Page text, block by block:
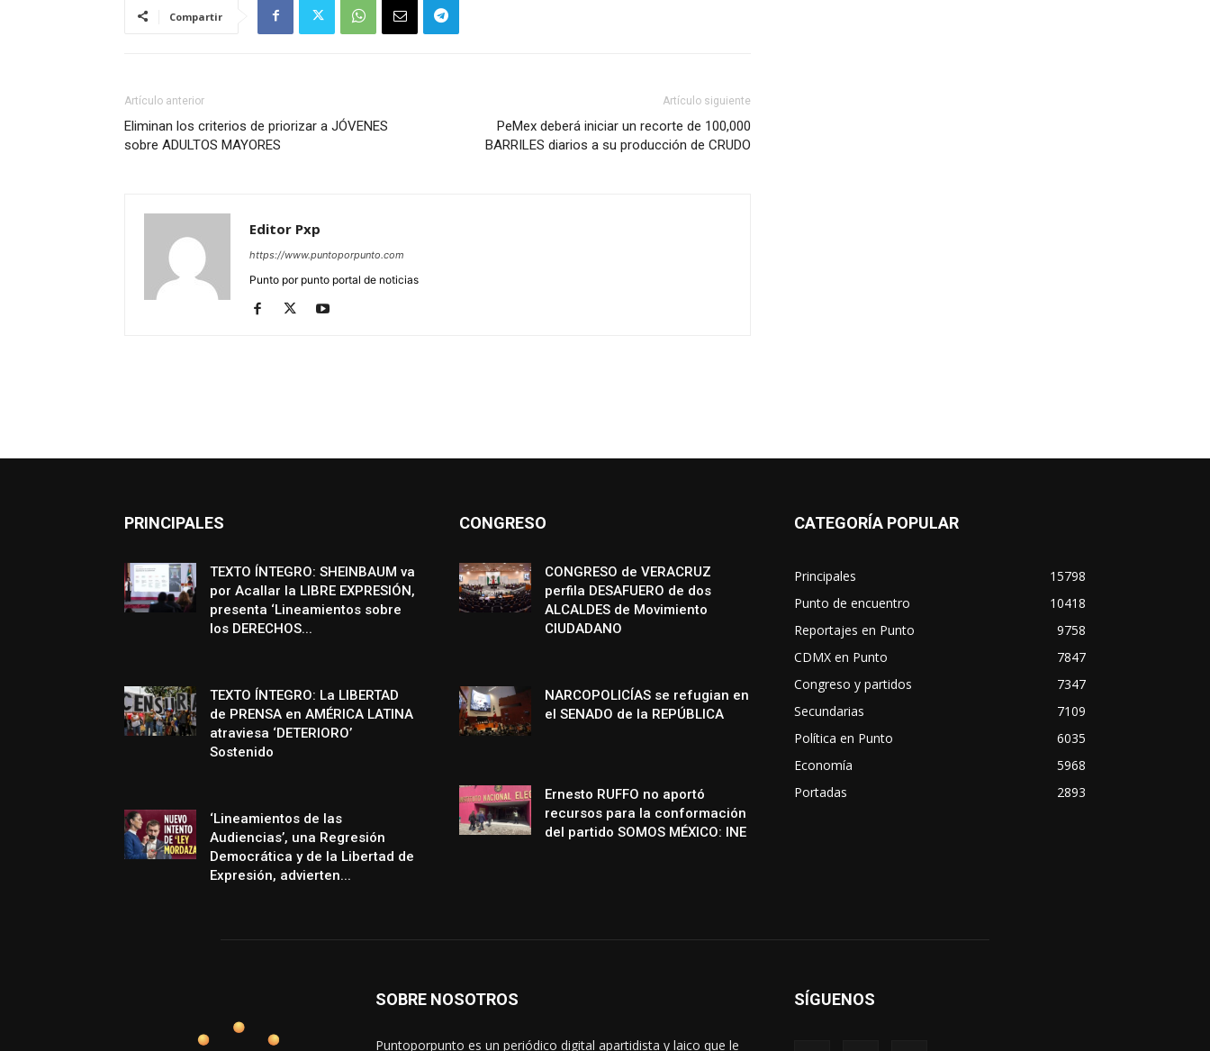
Compartir
Artículo anterior
Eliminan los criterios de priorizar a JÓVENES
sobre ADULTOS MAYORES
Artículo siguiente
PeMex deberá iniciar un recorte de 100,000
BARRILES diarios a su producción de CRUDO
Editor Pxp
https://www.puntoporpunto.com
Punto por punto portal de noticias
PRINCIPALES
TEXTO ÍNTEGRO: SHEINBAUM va
por Acallar la LIBRE EXPRESIÓN,
presenta ‘Lineamientos sobre
los DERECHOS...
TEXTO ÍNTEGRO: La LIBERTAD
de PRENSA en AMÉRICA LATINA
atraviesa ‘DETERIORO’
Sostenido
‘Lineamientos de las
Audiencias’, una Regresión
Democrática y de la Libertad de
Expresión, advierten...
CONGRESO
CONGRESO de VERACRUZ
perfila DESAFUERO de dos
ALCALDES de Movimiento
CIUDADANO
NARCOPOLICÍAS se refugian en
el SENADO de la REPÚBLICA
Ernesto RUFFO no aportó
recursos para la conformación
del partido SOMOS MÉXICO: INE
CATEGORÍA POPULAR
Principales
15798
Punto de encuentro
10418
Reportajes en Punto
9758
CDMX en Punto
7847
Congreso y partidos
7347
Secundarias
7109
Política en Punto
6035
Economía
5968
Portadas
2893
SOBRE NOSOTROS
Puntoporpunto es un periódico digital apartidista y laico que le
SÍGUENOS